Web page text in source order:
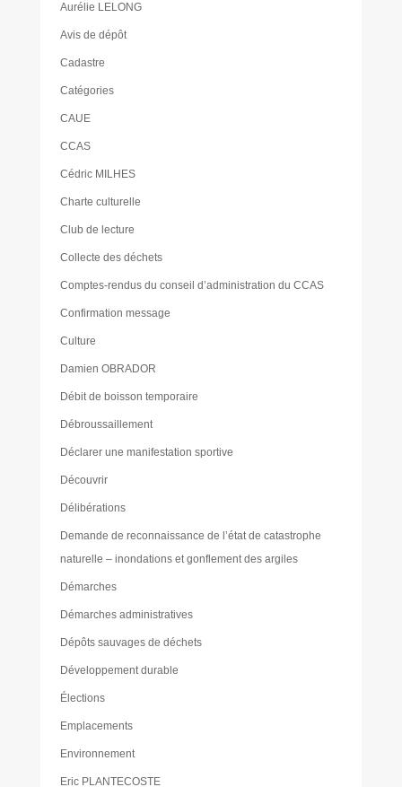
Aurélie LELONG
Avis de dépôt
Cadastre
Catégories
CAUE
CCAS
Cédric MILHES
Charte culturelle
Club de lecture
Collecte des déchets
Comptes-rendus du conseil d’administration du CCAS
Confirmation message
Culture
Damien OBRADOR
Débit de boisson temporaire
Débroussaillement
Déclarer une manifestation sportive
Découvrir
Délibérations
Demande de reconnaissance de l’état de catastrophe
naturelle – inondations et gonflement des argiles
Démarches
Démarches administratives
Dépôts sauvages de déchets
Développement durable
Élections
Emplacements
Environnement
Eric PLANTECOSTE